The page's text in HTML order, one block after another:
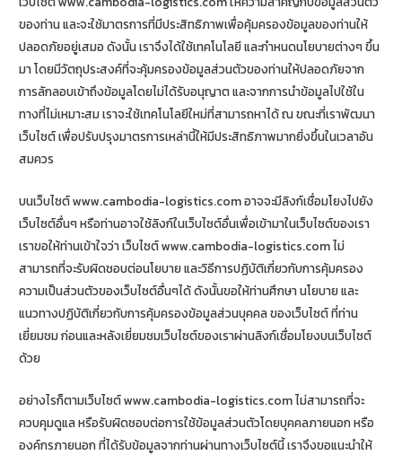
ของท่าน และจะใช้มาตรการที่มีประสิทธิภาพเพื่อคุ้มครองข้อมูลของท่านให้
ปลอดภัยอยู่เสมอ ดังนั้น เราจึงได้ใช้เทคโนโลยี และกำหนดนโยบายต่างๆ ขึ้น
มา โดยมีวัตถุประสงค์ที่จะคุ้มครองข้อมูลส่วนตัวของท่านให้ปลอดภัยจาก
การลักลอบเข้าถึงข้อมูลโดยไม่ได้รับอนุญาต และจากการนำข้อมูลไปใช้ใน
ทางที่ไม่เหมาะสม เราจะใช้เทคโนโลยีใหม่ที่สามารถหาได้ ณ ขณะที่เราพัฒนา
เว็บไซต์ เพื่อปรับปรุงมาตรการเหล่านี้ให้มีประสิทธิภาพมากยิ่งขึ้นในเวลาอัน
สมควร
บนเว็บไซต์ www.cambodia-logistics.com อาจจะมีลิงก์เชื่อมโยงไปยัง
เว็บไซต์อื่นๆ หรือท่านอาจใช้ลิงก์ในเว็บไซต์อื่นเพื่อเข้ามาในเว็บไซต์ของเรา
เราขอให้ท่านเข้าใจว่า เว็บไซต์ www.cambodia-logistics.com ไม่
สามารถที่จะรับผิดชอบต่อนโยบาย และวิธีการปฏิบัติเกี่ยวกับการคุ้มครอง
ความเป็นส่วนตัวของเว็บไซต์อื่นๆได้ ดังนั้นขอให้ท่านศึกษา นโยบาย และ
แนวทางปฏิบัติเกี่ยวกับการคุ้มครองข้อมูลส่วนบุคคล ของเว็บไซต์ ที่ท่าน
เยี่ยมชม ก่อนและหลังเยี่ยมชมเว็บไซต์ของเราผ่านลิงก์เชื่อมโยงบนเว็บไซต์
ด้วย
อย่างไรก็ตามเว็บไซต์ www.cambodia-logistics.com ไม่สามารถที่จะ
ควบคุมดูแล หรือรับผิดชอบต่อการใช้ข้อมูลส่วนตัวโดยบุคคลภายนอก หรือ
องค์กรภายนอก ที่ได้รับข้อมูลจากท่านผ่านทางเว็บไซต์นี้ เราจึงขอแนะนำให้